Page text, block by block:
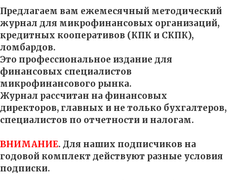
Предлагаем вам ежемесячный методический
журнал для микрофинансовых организаций,
кредитных кооперативов (КПК и СКПК),
ломбардов.
Это профессиональное издание для
финансовых специалистов
микрофинансового рынка.
Журнал рассчитан на финансовых
директоров, главных и не только бухгалтеров,
специалистов по отчетности и налогам.
ВНИМАНИЕ. Для наших подписчиков на
годовой комплект действуют разные условия
подписки.